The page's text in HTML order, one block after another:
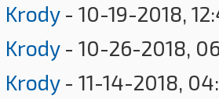
Krody- 10-19-2018,
Krody- 10-26-2018,
Krody- 11-14-2018,